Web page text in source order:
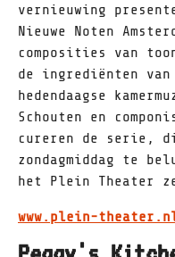
vernieuwing
Nieuwe Noten
composities van
de ingrediënten
hedendaagse
Schouten en
cureren de serie,
zondagmiddag te
het Plein Theater
www.plein-